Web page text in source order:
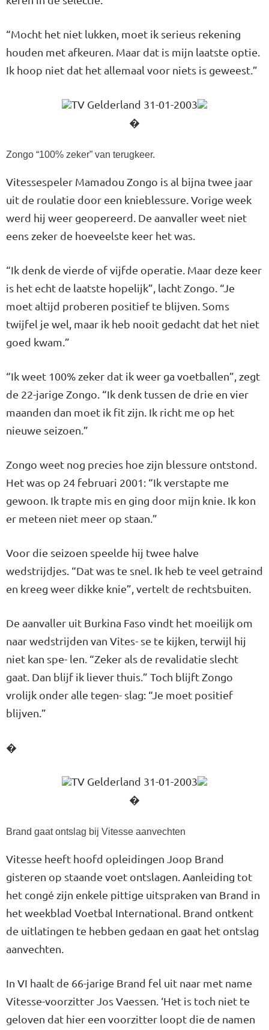
“Mocht het niet lukken, moet ik serieus rekening
houden met afkeuren. Maar dat is mijn laatste optie.
Ik hoop niet dat het allemaal voor niets is geweest.”
TV Gelderland 31-01-2003
�
Zongo “100% zeker” van terugkeer.
Vitessespeler Mamadou Zongo is al bijna twee jaar
uit de roulatie door een knieblessure. Vorige week
werd hij weer geopereerd. De aanvaller weet niet
eens zeker de hoeveelste keer het was.
“Ik denk de vierde of vijfde operatie. Maar deze keer
is het echt de laatste hopelijk”, lacht Zongo. “Je
moet altijd proberen positief te blijven. Soms
twijfel je wel, maar ik heb nooit gedacht dat het niet
goed kwam.”
“Ik weet 100% zeker dat ik weer ga voetballen”, zegt
de 22-jarige Zongo. “Ik denk tussen de drie en vier
maanden dan moet ik fit zijn. Ik richt me op het
nieuwe seizoen.”
Zongo weet nog precies hoe zijn blessure ontstond.
Het was op 24 februari 2001: “Ik verstapte me
gewoon. Ik trapte mis en ging door mijn knie. Ik kon
er meteen niet meer op staan.”
Voor die seizoen speelde hij twee halve
wedstrijdjes. “Dat was te snel. Ik heb te veel getraind
en kreeg weer dikke knie”, vertelt de rechtsbuiten.
De aanvaller uit Burkina Faso vindt het moeilijk om
naar wedstrijden van Vites- se te kijken, terwijl hij
niet kan spe- len. “Zeker als de revalidatie slecht
gaat. Dan blijf ik liever thuis.” Toch blijft Zongo
vrolijk onder alle tegen- slag: “Je moet positief
blijven.”
�
TV Gelderland 31-01-2003
�
Brand gaat ontslag bij Vitesse aanvechten
Vitesse heeft hoofd opleidingen Joop Brand
gisteren op staande voet ontslagen. Aanleiding tot
het congé zijn enkele pittige uitspraken van Brand in
het weekblad Voetbal International. Brand ontkent
de uitlatingen te hebben gedaan en gaat het ontslag
aanvechten.
In VI haalt de 66-jarige Brand fel uit naar met name
Vitesse-voorzitter Jos Vaessen. ‘Het is toch niet te
geloven dat hier een voorzitter loopt die de namen